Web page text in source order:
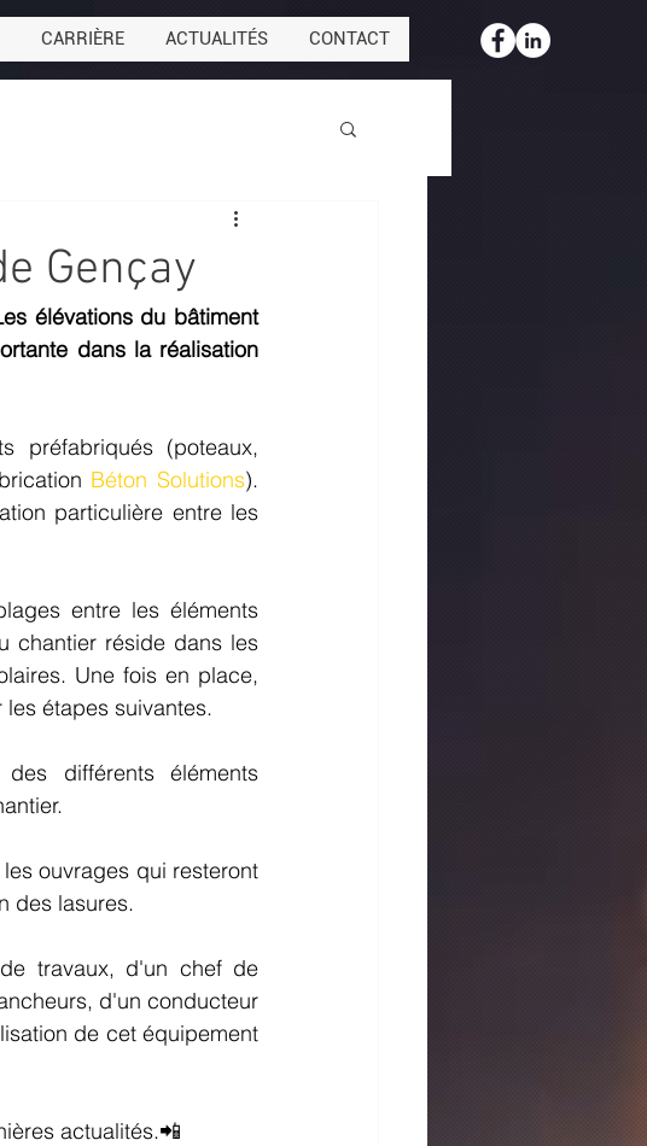
CARRIÈRE ACTUALITÉS CONTACT
Gençay
élévations du bâtiment
dans la réalisation
préfabriqués (poteaux,
Béton Solutions).
particulière entre les
entre les éléments
chantier réside dans les
Une fois en place,
étapes suivantes.
différents éléments
ouvrages qui resteront
des lasures.
travaux, d'un chef de
d'un conducteur
de cet équipement
actualités.📲